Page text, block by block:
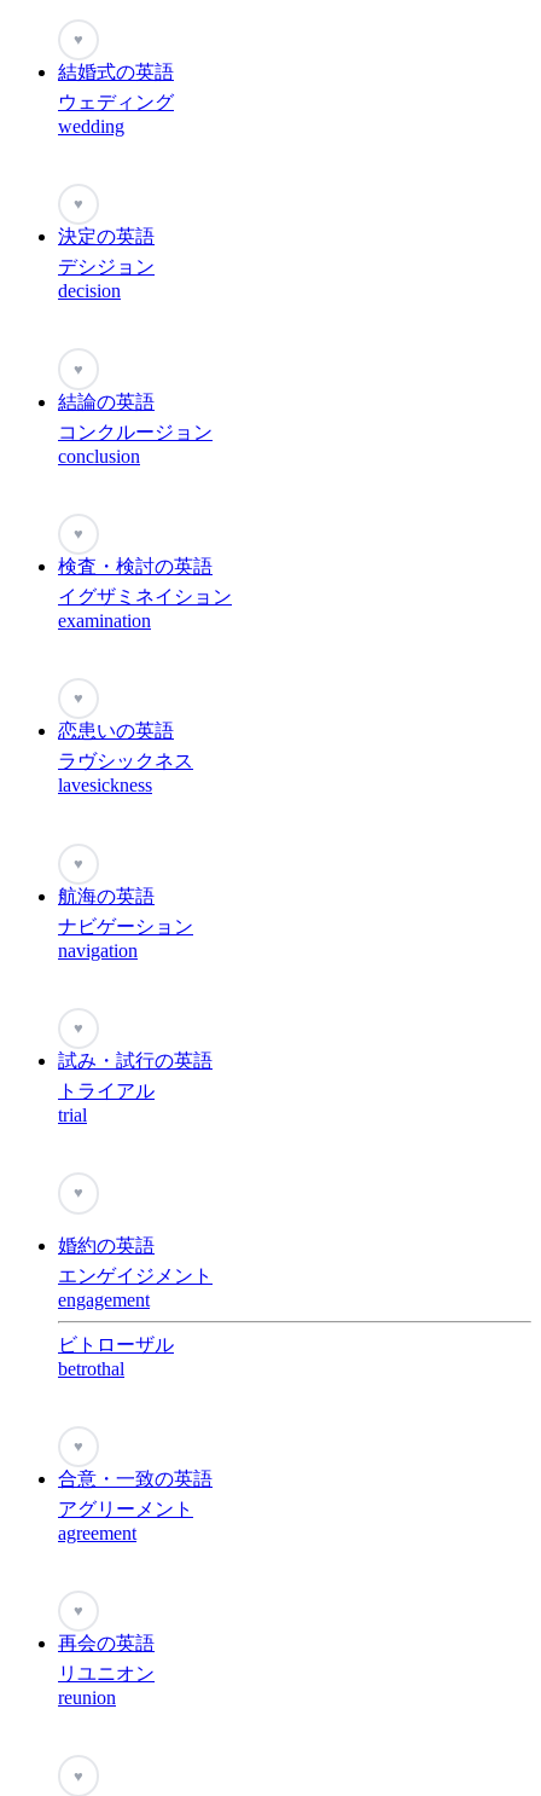
♥
結婚式の英語
ウェディング
wedding
♥
決定の英語
デシジョン
decision
♥
結論の英語
コンクルージョン
conclusion
♥
検査・検討の英語
イグザミネイション
examination
♥
恋患いの英語
ラヴシックネス
lavesickness
♥
航海の英語
ナビゲーション
navigation
♥
試み・試行の英語
トライアル
trial
♥
婚約の英語
エンゲイジメント
engagement
ビトローザル
betrothal
♥
合意・一致の英語
アグリーメント
agreement
♥
再会の英語
リユニオン
reunion
♥